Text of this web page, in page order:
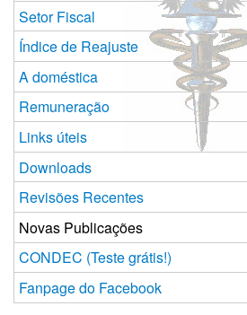
Setor Fiscal
Índice de Reajuste
A doméstica
Remuneração
Links úteis
Downloads
Revisões Recentes
Novas Publicações
CONDEC (Teste grátis!)
Fanpage do Facebook